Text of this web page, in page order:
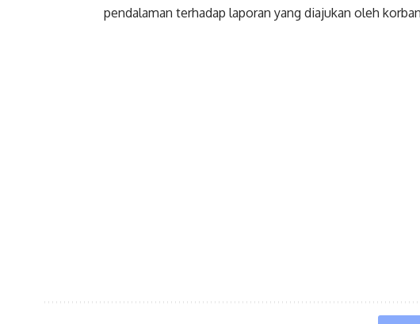
pendalaman terhadap laporan yang diajukan oleh